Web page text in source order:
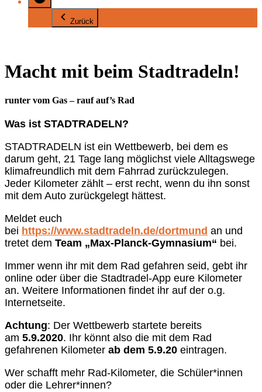
Zurück
Macht mit beim Stadtradeln!
runter vom Gas – rauf auf’s Rad
Was ist STADTRADELN?
STADTRADELN ist ein Wettbewerb, bei dem es
darum geht, 21 Tage lang möglichst viele Alltagswege
klimafreundlich mit dem Fahrrad zurückzulegen.
Jeder Kilometer zählt – erst recht, wenn du ihn sonst
mit dem Auto zurückgelegt hättest.
Meldet euch
bei https://www.stadtradeln.de/dortmund an und
tretet dem Team „Max-Planck-Gymnasium“ bei.
Immer wenn ihr mit dem Rad gefahren seid, gebt ihr
online oder über die Stadtradel-App eure Kilometer
an. Weitere Informationen findet ihr auf der o.g.
Internetseite.
Achtung: Der Wettbewerb startete bereits
am 5.9.2020. Ihr könnt also die mit dem Rad
gefahrenen Kilometer ab dem 5.9.20 eintragen.
Wer schafft mehr Rad-Kilometer, die Schüler*innen
oder die Lehrer*innen?